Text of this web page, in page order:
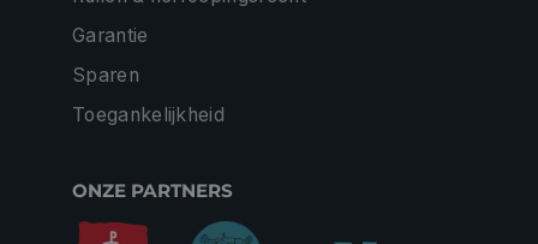
Garantie
Sparen
Toegankelijkheid
ONZE PARTNERS